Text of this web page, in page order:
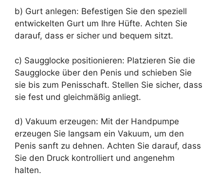
b) Gurt anlegen: Befestigen Sie den speziell
entwickelten Gurt um Ihre Hüfte. Achten Sie
darauf, dass er sicher und bequem sitzt.
c) Saugglocke positionieren: Platzieren Sie die
Saugglocke über den Penis und schieben Sie
sie bis zum Penisschaft. Stellen Sie sicher, dass
sie fest und gleichmäßig anliegt.
d) Vakuum erzeugen: Mit der Handpumpe
erzeugen Sie langsam ein Vakuum, um den
Penis sanft zu dehnen. Achten Sie darauf, dass
Sie den Druck kontrolliert und angenehm
halten.